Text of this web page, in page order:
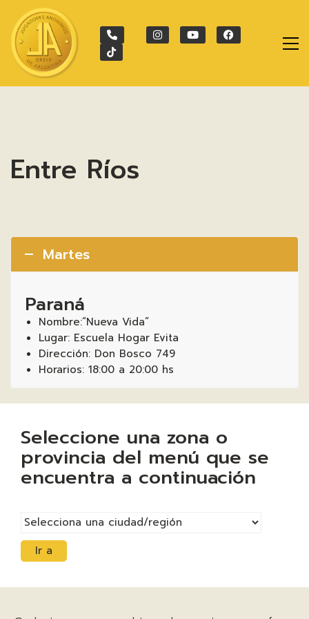
Entre Ríos
Martes
Paraná
Nombre:“Nueva Vida”
Lugar: Escuela Hogar Evita
Dirección: Don Bosco 749
Horarios: 18:00 a 20:00 hs
Seleccione una zona o
provincia del menú que se
encuentra a continuación
Ir a